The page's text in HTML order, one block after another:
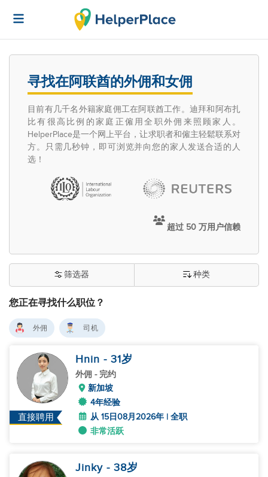
寻找在阿联酋的外佣和女佣
目前有几千名外籍家庭佣工在阿联酋工作。迪拜和阿布扎
比有很高比例的家庭正僱用全职外佣来照顾家人。
HelperPlace是一个网上平台，让求职者和僱主轻鬆联系对
方。只需几秒钟，即可浏览并向您的家人发送合适的人
选！
超过 50 万用户信赖
您正在寻找什么职位？
筛选器 种类
外佣 司机
直接聘用
Hnin - 31岁
外佣 - 完约
新加坡
4年经验
从 15日08月2026年 | 全职
非常活跃
Jinky - 38岁